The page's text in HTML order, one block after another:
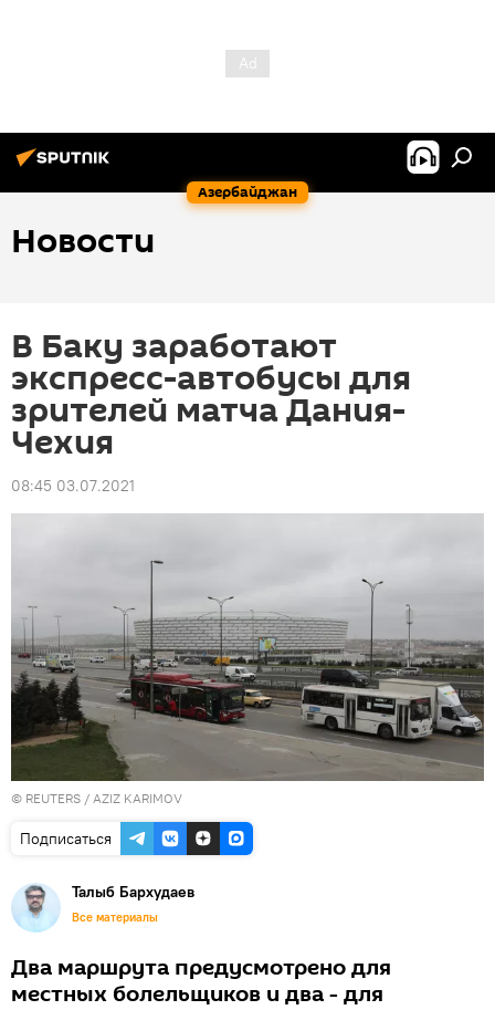
Азербайджан
Новости
В Баку заработают
экспресс-автобусы для
зрителей матча Дания-
Чехия
08:45 03.07.2021
© REUTERS / AZIZ KARIMOV
Подписаться
Талыб Бархудаев
Все материалы
Два маршрута предусмотрено для
местных болельщиков и два - для